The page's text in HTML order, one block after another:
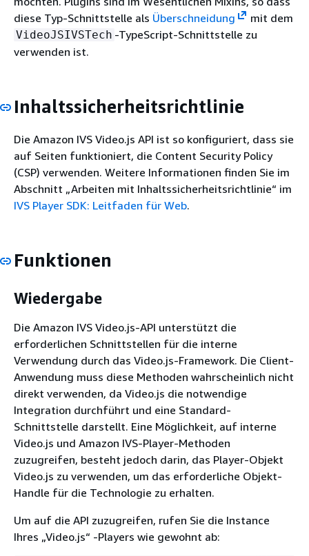
diese Typ-Schnittstelle als Überschneidung mit dem
VideoJSIVSTech -TypeScript-Schnittstelle zu
verwenden ist.
Inhaltssicherheitsrichtlinie
Die Amazon IVS Video.js API ist so konfiguriert, dass sie
auf Seiten funktioniert, die Content Security Policy
(CSP) verwenden. Weitere Informationen finden Sie im
Abschnitt „Arbeiten mit Inhaltssicherheitsrichtlinie“ im
IVS Player SDK: Leitfaden für Web.
Funktionen
Wiedergabe
Die Amazon IVS Video.js-API unterstützt die
erforderlichen Schnittstellen für die interne
Verwendung durch das Video.js-Framework. Die Client-
Anwendung muss diese Methoden wahrscheinlich nicht
direkt verwenden, da Video.js die notwendige
Integration durchführt und eine Standard-
Schnittstelle darstellt. Eine Möglichkeit, auf interne
Video.js und Amazon IVS-Player-Methoden
zuzugreifen, besteht jedoch darin, das Player-Objekt
Video.js zu verwenden, um das erforderliche Objekt-
Handle für die Technologie zu erhalten.
Um auf die API zuzugreifen, rufen Sie die Instance
Ihres „Video.js“ -Players wie gewohnt ab: